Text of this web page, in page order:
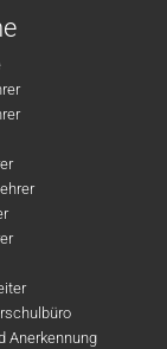
Anerkennung